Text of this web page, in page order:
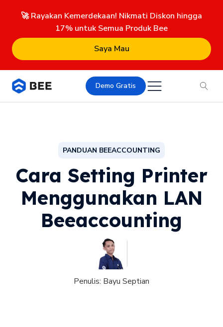
🚀 Rayakan Kemerdekaan! Nikmati Diskon hingga
17% untuk Semua Produk Bee
Saya Mau
Demo Gratis
PANDUAN BEEACCOUNTING
Cara Setting Printer
Menggunakan LAN
Beeaccounting
Penulis: Bayu Septian